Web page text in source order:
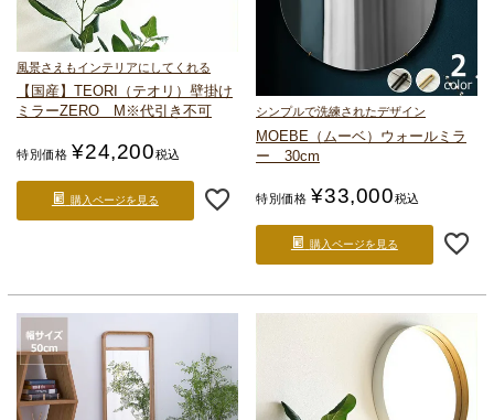
風景さえもインテリアにしてくれる
【国産】TEORI（テオリ） 壁掛け
ミラーZERO M ※代引き不可
特別価格 ¥24,200税込
購入ページを見る
シンプルで洗練されたデザイン
MOEBE（ムーベ） ウォールミラ
ー 30cm
特別価格 ¥33,000税込
購入ページを見る